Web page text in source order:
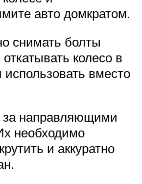
авто домкратом.
снимать болты
колесо в
использовать вместо
за направляющими
необходимо
и аккуратно